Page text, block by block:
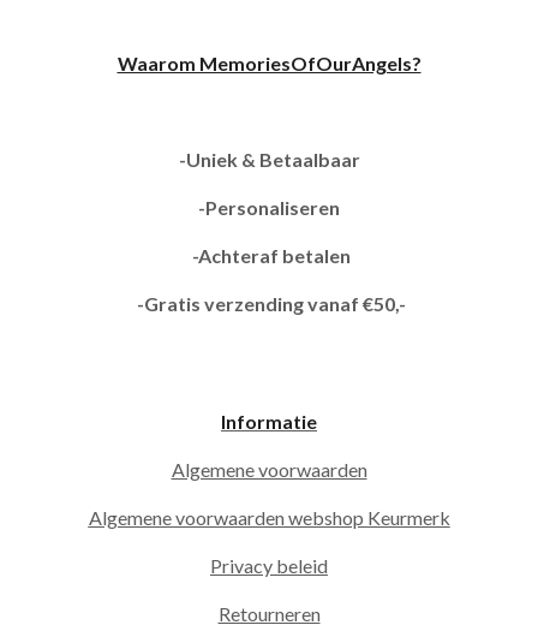
Waarom MemoriesOfOurAngels?
-Uniek & Betaalbaar
-Personaliseren
-Achteraf betalen
-Gratis verzending vanaf €50,-
Informatie
Algemene voorwaarden
Algemene voorwaarden webshop Keurmerk
Privacy beleid
Retourneren